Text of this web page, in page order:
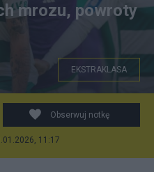
mrozu, powroty
EKSTRAKLASA
Obserwuj notkę
11:17